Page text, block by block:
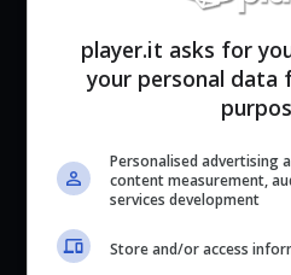
Mortal Kombat 1 |
mosse e tasti
player.it asks for
your personal data
Personalised advertising
content measurement,
services development
Store and/or access